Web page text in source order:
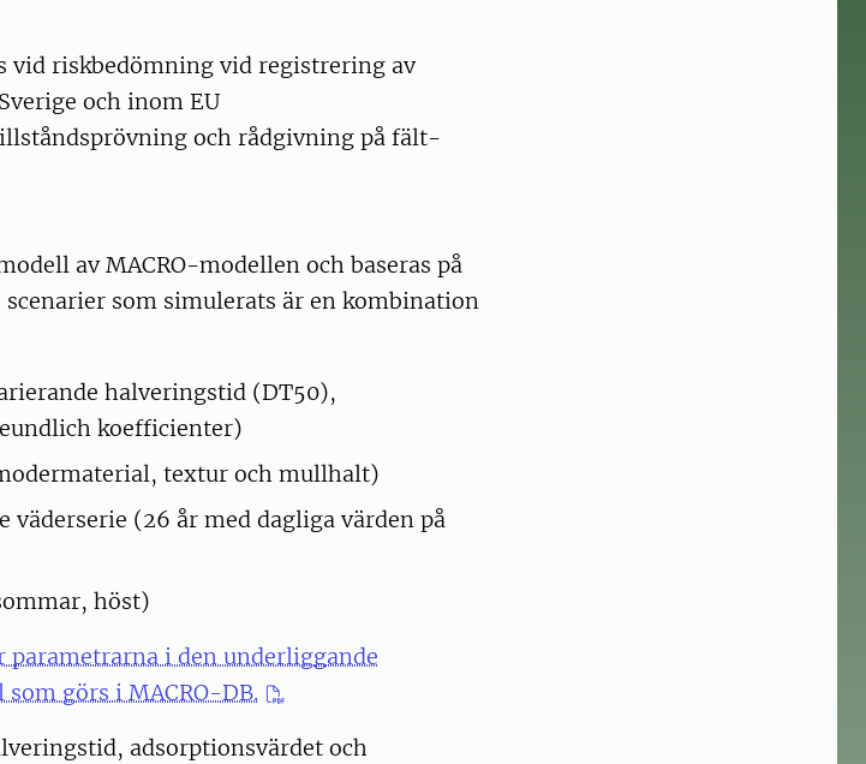
vid riskbedömning vid registrering av
och inom EU
och rådgivning på fält-
av MACRO-modellen och baseras på
som simulerats är en kombination
halveringstid (DT50),
koefficienter)
textur och mullhalt)
(26 år med dagliga värden på
höst)
i den underliggande
görs i MACRO-DB.
adsorptionsvärdet och